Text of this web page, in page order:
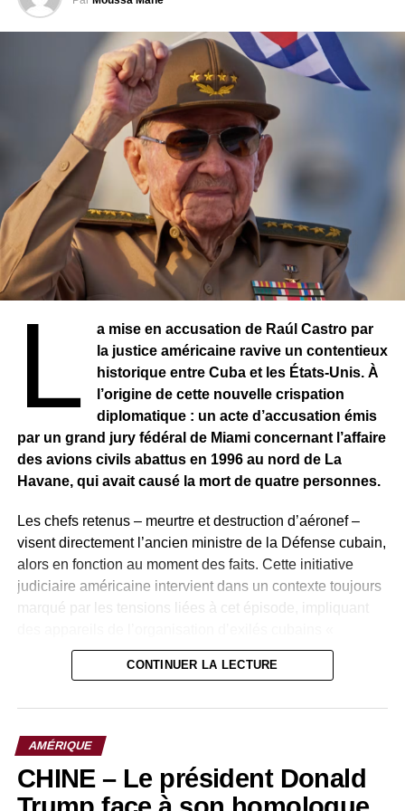
sécuritaire soulève de sérieuses incertitudes quant à la
capacité des électeurs à s’inscrire et à participer au
scrutin, d’autant que plus de la moitié du corps électoral
réside dans les zones les plus affectées par les violences.
Le président du Conseil électoral provisoire, Jacques
Desrosiers, a indiqué que de nouveaux centres
d’inscription devraient être ouverts dans les prochaines
semaines, notamment une vingtaine à Pétion-Ville,
considérée comme plus sécurisée. L’extension du
dispositif à d’autres communes dépendra cependant des
garanties apportées par le gouvernement.
Selon les Nations unies, plus de 5 900 personnes ont été
entre janvier et mars de cette année, illustrant la gravité
de la crise sécuritaire.
Malgré ces défis, certains citoyens continuent de
répondre à l’appel. À l’image d’Ismail Wilson, inscrit dès
les premières heures, qui appelle les autorités à assurer
la sécurité du processus électoral afin de permettre à tous
de voter dans des conditions acceptables.
L
a mise en accusation de Raúl Castro par
la justice américaine ravive un contentieux
historique entre Cuba et les États-Unis. À
l’origine de cette nouvelle crispation
diplomatique : un acte d’accusation émis
par un grand jury fédéral de Miami concernant l’affaire
des avions civils abattus en 1996 au nord de La
Havane, qui avait causé la mort de quatre personnes.
Les chefs retenus – meurtre et destruction d’aéronef –
visent directement l’ancien ministre de la Défense cubain,
alors en fonction au moment des faits. Cette initiative
judiciaire américaine intervient dans un contexte toujours
marqué par les tensions liées à cet épisode, impliquant
Brothers to the Rescue ».
traduisent majoritairement un rejet de la démarche
américaine. Plusieurs habitants dénoncent ce qu’ils
perçoivent comme une ingérence dans les affaires
internes du pays. Certains invoquent le principe de
souveraineté nationale, estimant que les actions de 1996
CONTINUER LA LECTURE
AMÉRIQUE
CHINE – Le président Donald